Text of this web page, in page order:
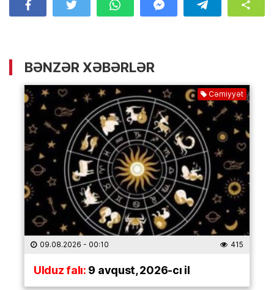
BƏNZƏR XƏBƏRLƏR
Cəmiyyət
09.08.2026 - 00:10 415
Ulduz falı:9 avqust, 2026-cı il